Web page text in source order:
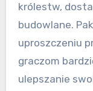
królestw,
budowlane.
uproszczeniu
graczom
ulepszanie